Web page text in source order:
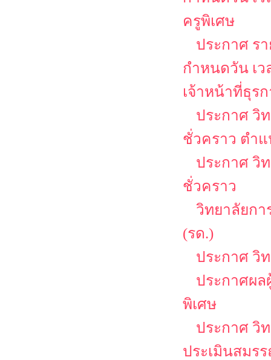
ครูพิเศษ
ประกาศ ร
กำหนดวัน เ
เจ้าหน้าที่ธุร
ประกาศ วิ
ชั่วคราว ตำ
ประกาศ วิ
ชั่วคราว
วิทยาลัยก
(รด.)
ประกาศ วิ
ประกาศผ
พิเศษ
ประกาศ วิ
ประเมินสมร